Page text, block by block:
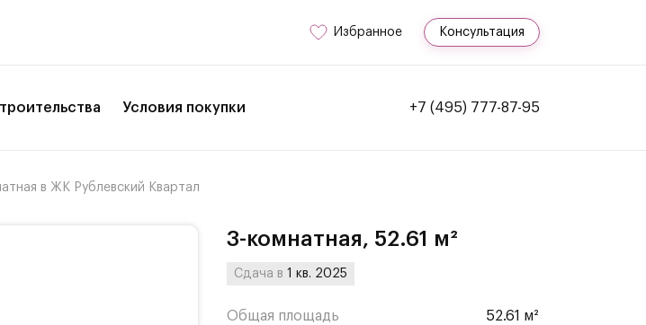
Избранное Консультация
Условия покупки +7 (495) 777-87-95
в ЖК Рублевский Квартал
3-комнатная, 52.61 м²
Сдача в1 кв. 2025
Общая площадь 52.61 м²